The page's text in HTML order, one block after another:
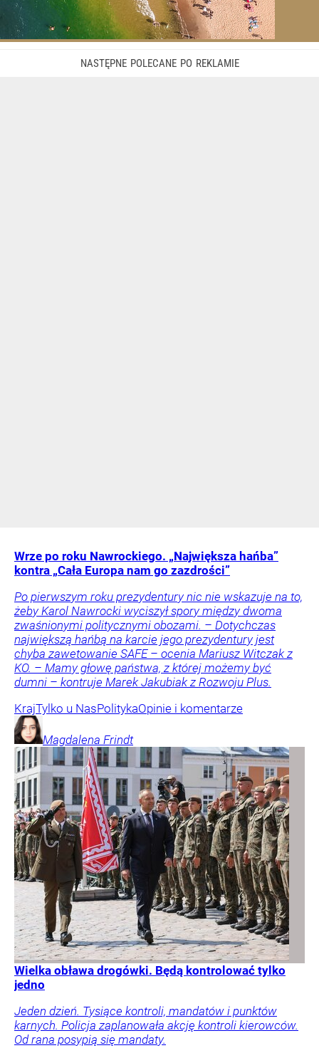
Wrze po roku Nawrockiego. „Największa hańba”
kontra „Cała Europa nam go zazdrości”
Po pierwszym roku prezydentury nic nie wskazuje na to,
żeby Karol Nawrocki wyciszył spory między dwoma
zwaśnionymi politycznymi obozami. – Dotychczas
największą hańbą na karcie jego prezydentury jest
chyba zawetowanie SAFE – ocenia Mariusz Witczak z
KO. – Mamy głowę państwa, z której możemy być
dumni – kontruje Marek Jakubiak z Rozwoju Plus.
KrajTylko u NasPolitykaOpinie i komentarze
Magdalena Frindt
Wielka obława drogówki. Będą kontrolować tylko
jedno
Jeden dzień. Tysiące kontroli, mandatów i punktów
karnych. Policja zaplanowała akcję kontroli kierowców.
Od rana posypią się mandaty.